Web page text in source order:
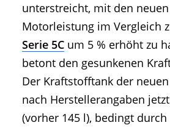
unterstreicht, mit den
Motorleistung im Vergleich
Serie 5C um 5 % erhöht zu
betont den gesunkenen
Der Kraftstofftank der
nach Herstellerangaben
(vorher 145 l), bedingt durch